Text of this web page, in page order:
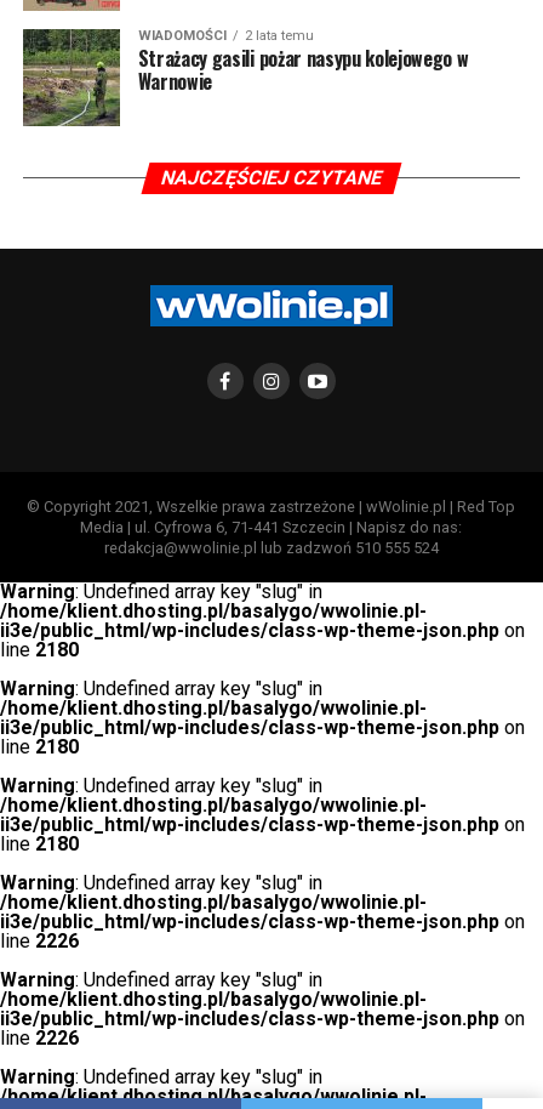
WIADOMOŚCI 2 lata temu
Strażacy gasili pożar nasypu kolejowego w
Warnowie
NAJCZĘŚCIEJ CZYTANE
© Copyright 2021, Wszelkie prawa zastrzeżone | wWolinie.pl | Red Top
Media | ul. Cyfrowa 6, 71-441 Szczecin | Napisz do nas:
redakcja@wwolinie.pl lub zadzwoń 510 555 524
Warning: Undefined array key "slug" in
/home/klient.dhosting.pl/basalygo/wwolinie.pl-
ii3e/public_html/wp-includes/class-wp-theme-json.php on
line 2180
Warning: Undefined array key "slug" in
/home/klient.dhosting.pl/basalygo/wwolinie.pl-
ii3e/public_html/wp-includes/class-wp-theme-json.php on
line 2180
Warning: Undefined array key "slug" in
/home/klient.dhosting.pl/basalygo/wwolinie.pl-
ii3e/public_html/wp-includes/class-wp-theme-json.php on
line 2180
Warning: Undefined array key "slug" in
/home/klient.dhosting.pl/basalygo/wwolinie.pl-
ii3e/public_html/wp-includes/class-wp-theme-json.php on
line 2226
Warning: Undefined array key "slug" in
/home/klient.dhosting.pl/basalygo/wwolinie.pl-
ii3e/public_html/wp-includes/class-wp-theme-json.php on
line 2226
Warning: Undefined array key "slug" in
/home/klient.dhosting.pl/basalygo/wwolinie.pl-